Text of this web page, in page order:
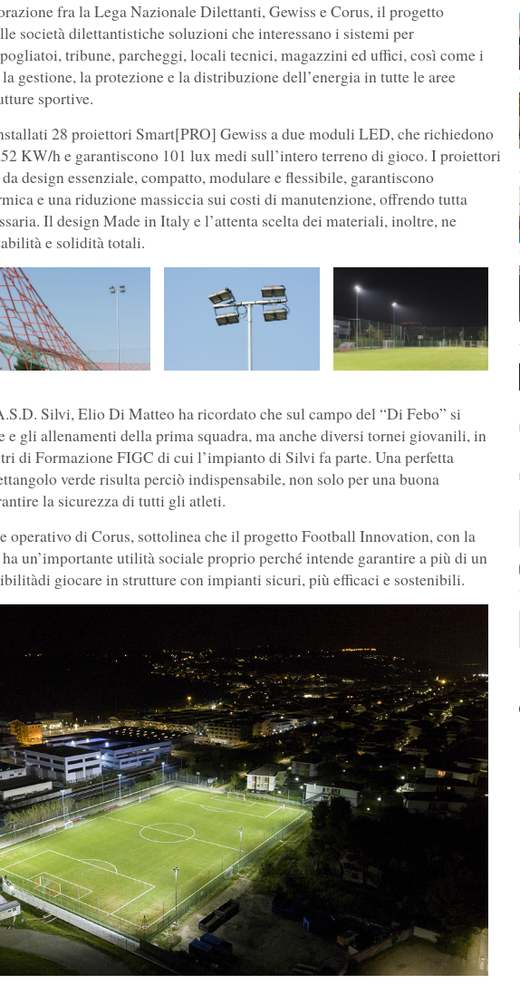
fra la Lega Nazionale Dilettanti, Gewiss e Corus, il progetto
società dilettantistiche soluzioni che interessano i sistemi per
tribune, parcheggi, locali tecnici, magazzini ed uffici, così come i
gestione, la protezione e la distribuzione dell’energia in tutte le aree
sportive.
28 proiettori Smart[PRO] Gewiss a due moduli LED, che richiedono
KW/h e garantiscono 101 lux medi sull’intero terreno di gioco. I proiettori
design essenziale, compatto, modulare e flessibile, garantiscono
e una riduzione massiccia sui costi di manutenzione, offrendo tutta
Il design Made in Italy e l’attenta scelta dei materiali, inoltre, ne
e solidità totali.
Silvi, Elio Di Matteo ha ricordato che sul campo del “Di Febo” si
e gli allenamenti della prima squadra, ma anche diversi tornei giovanili, in
di Formazione FIGC di cui l’impianto di Silvi fa parte. Una perfetta
verde risulta perciò indispensabile, non solo per una buona
la sicurezza di tutti gli atleti.
operativo di Corus, sottolinea che il progetto Football Innovation, con la
un’importante utilità sociale proprio perché intende garantire a più di un
giocare in strutture con impianti sicuri, più efficaci e sostenibili.